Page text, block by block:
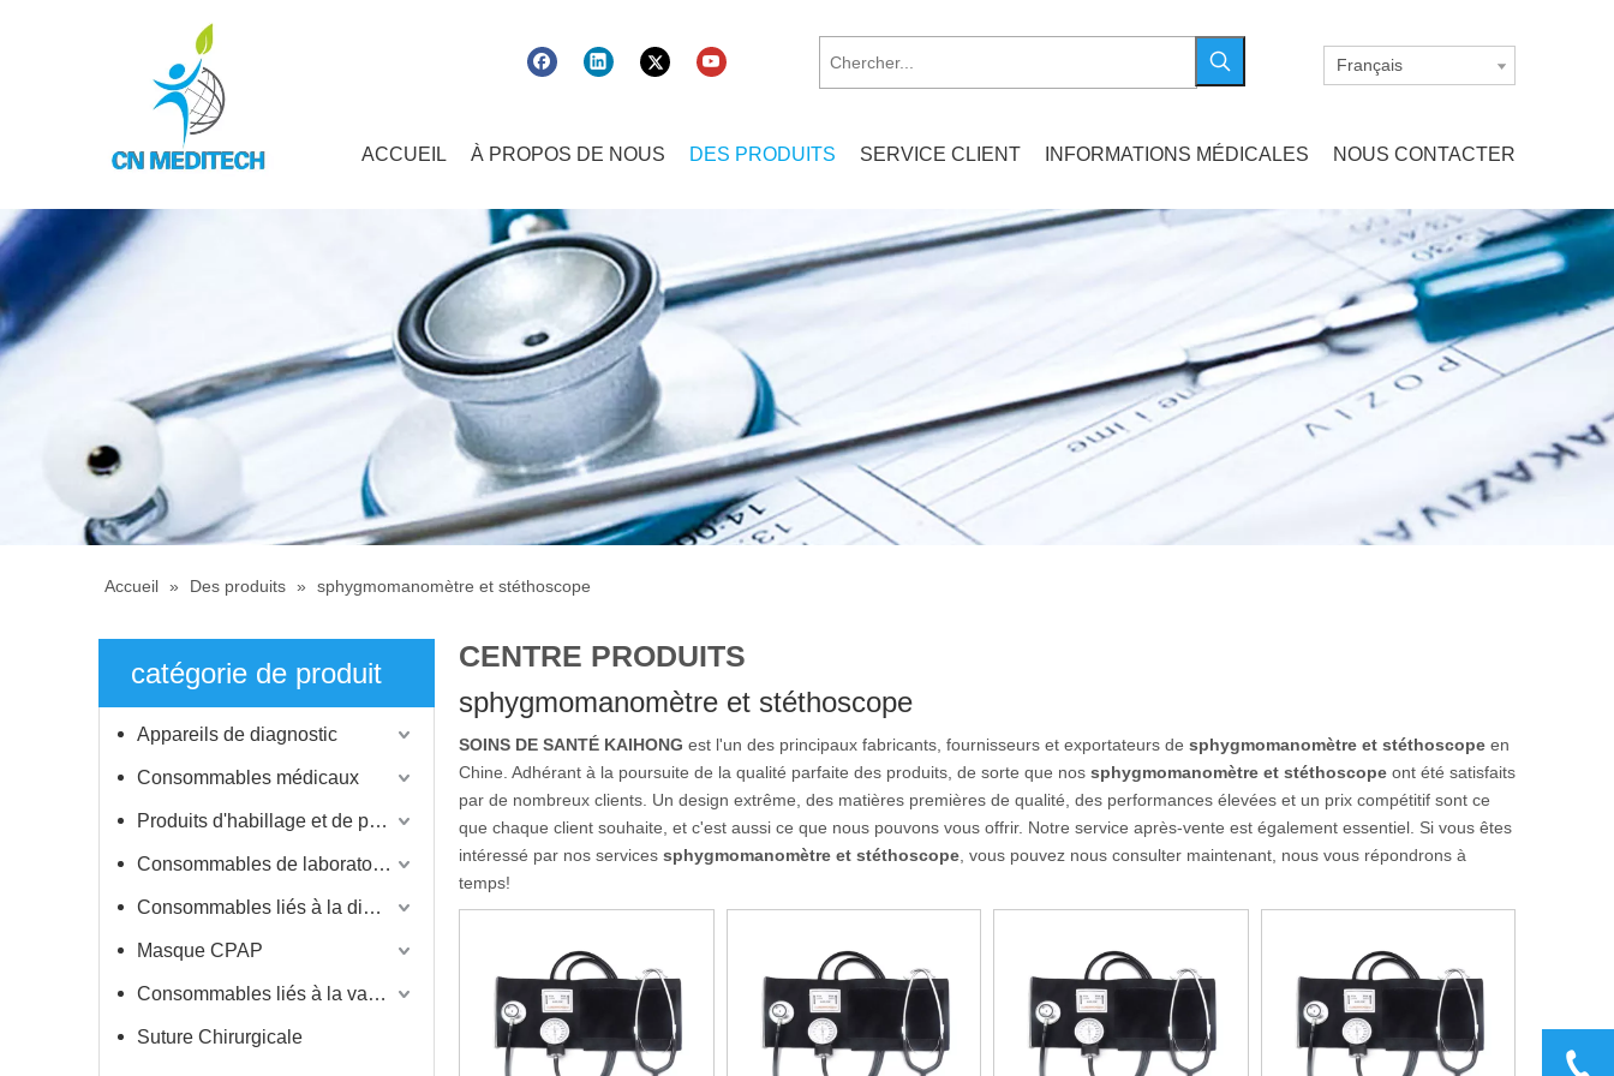
Français
ACCUEIL À PROPOS DE NOUS DES PRODUITS SERVICE CLIENT INFORMATIONS MÉDICALES NOUS CONTACTER
Accueil » Des produits » sphygmomanomètre et stéthoscope
catégorie de produit
Appareils de diagnostic
Consommables médicaux
Produits d'habillage et de protection
Consommables de laboratoire
Consommables liés à la dialyse
Masque CPAP
Consommables liés à la vaccination
Suture Chirurgicale
CENTRE PRODUITS
sphygmomanomètre et stéthoscope
SOINS DE SANTÉ KAIHONG est l'un des principaux fabricants, fournisseurs et exportateurs de sphygmomanomètre et stéthoscope en
Chine. Adhérant à la poursuite de la qualité parfaite des produits, de sorte que nos sphygmomanomètre et stéthoscope ont été satisfaits
par de nombreux clients. Un design extrême, des matières premières de qualité, des performances élevées et un prix compétitif sont ce
que chaque client souhaite, et c'est aussi ce que nous pouvons vous offrir. Notre service après-vente est également essentiel. Si vous êtes
intéressé par nos services sphygmomanomètre et stéthoscope , vous pouvez nous consulter maintenant, nous vous répondrons à
temps!